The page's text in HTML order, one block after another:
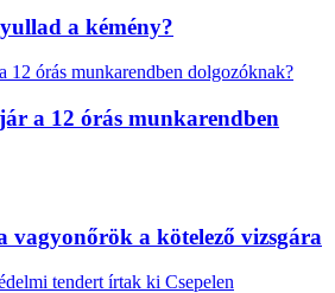
a kémény?
a 12 órás munkarendben
vagyonőrök a kötelező vizsgára